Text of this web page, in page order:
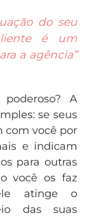
do seu
é um
a agência”
A
se seus
com você por
e indicam
para outras
você os faz
atinge o
das suas